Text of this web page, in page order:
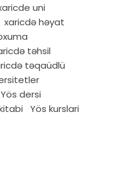
uni
xaricdə həyat
təhsil
təqaüdlü
Yös dersi
Yös kurslari